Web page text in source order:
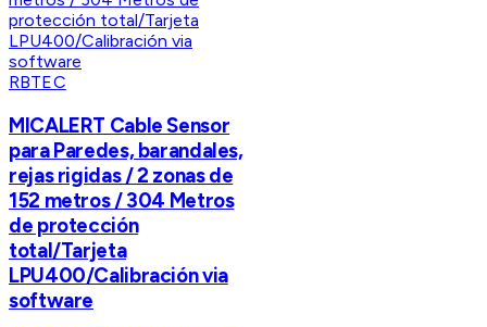
RBTEC
MICALERT Cable Sensor
para Paredes, barandales,
rejas rigidas / 2 zonas de
152 metros / 304 Metros
de protección
total/Tarjeta
LPU400/Calibración via
software